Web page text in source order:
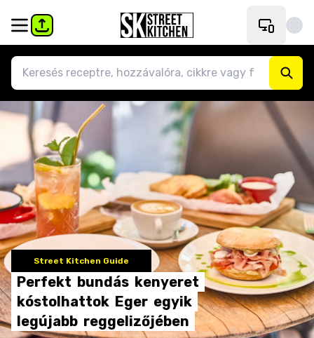
Street Kitchen Guide
Perfekt bundás kenyeret
kóstolhattok Eger egyik
legújabb reggelizőjében